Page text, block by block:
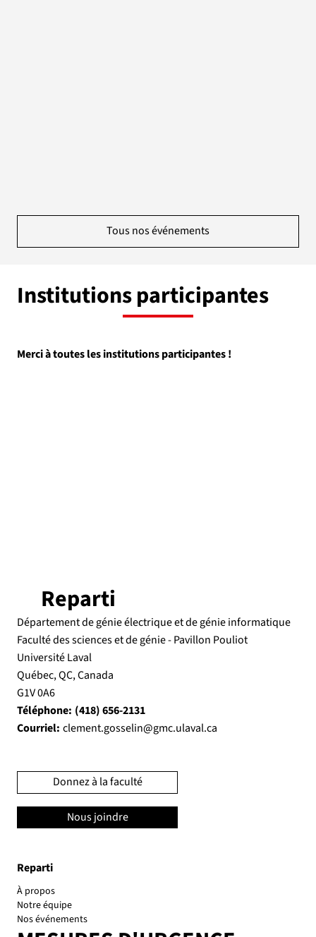
Tous nos événements
Institutions participantes
Merci à toutes les institutions participantes !
Reparti
À propos
Notre équipe
Nos événements
Reparti
Département de génie électrique et de génie informatique
Faculté des sciences et de génie - Pavillon Pouliot
Université Laval
Québec, QC, Canada
G1V 0A6
Téléphone: (418) 656-2131
Courriel: clement.gosselin@gmc.ulaval.ca
Donnez à la faculté
Nous joindre